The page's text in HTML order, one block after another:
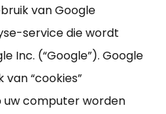
van Google
service die wordt
Inc. (“Google”). Google
“cookies”
computer worden